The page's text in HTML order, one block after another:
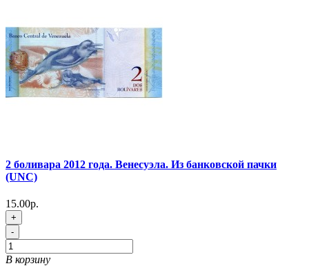
2 боливара 2012 года. Венесуэла. Из банковской пачки
(UNC)
15.00р.
+
-
В корзину